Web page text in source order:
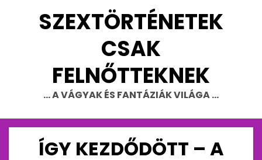
SZEXTÖRTÉNETEK
CSAK
FELNŐTTEKNEK
… A VÁGYAK ÉS FANTÁZIÁK VILÁGA …
ÍGY KEZDŐDÖTT – A